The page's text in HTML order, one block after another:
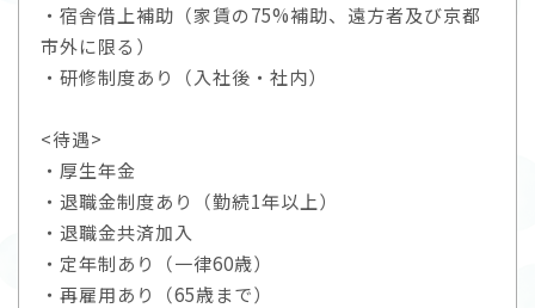
・宿舎借上補助（家賃の75%補助、遠方者及び京都
市外に限る）
・研修制度あり（入社後・社内）
<待遇>
・厚生年金
・退職金制度あり（勤続1年以上）
・退職金共済加入
・定年制あり（一律60歳）
・再雇用あり（65歳まで）